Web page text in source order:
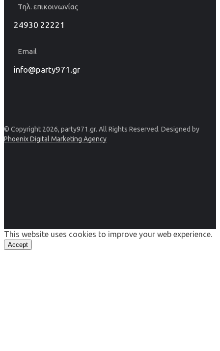
Τηλ. επικοινωνίας
24930 22221
Email
info@party971.gr
© Copyright 2026, party971.gr. All Rights Reserved. Designed by
Phoenix Digital Marketing Agency
This website uses cookies to improve your web experience.
Accept